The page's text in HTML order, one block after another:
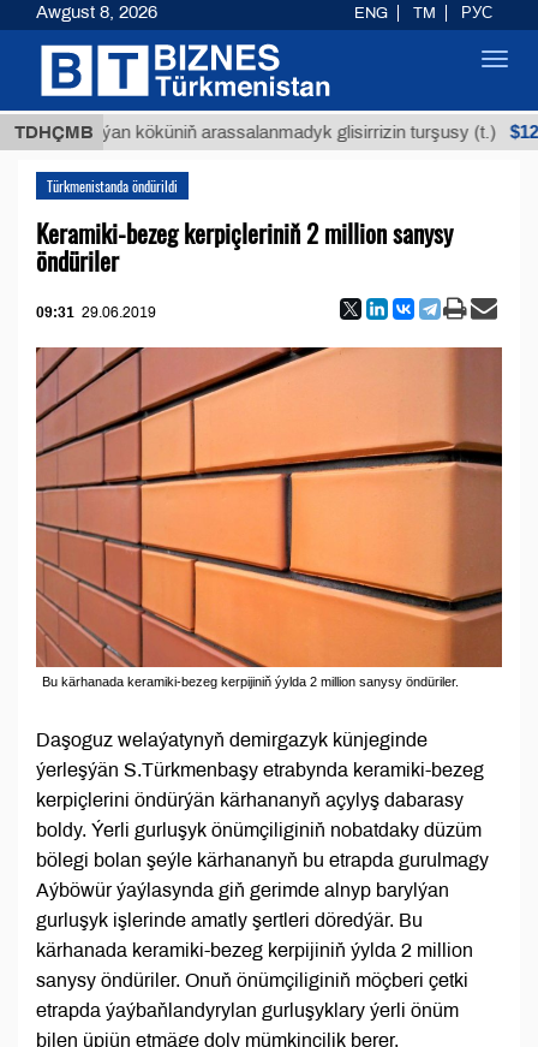
TDHÇMB
Buýan köküniň arassalanmadyk glisirrizin turşusy (t.)
Türkmenistanda öndürildi
Keramiki-bezeg kerpiçleriniň 2 million sanysy
öndüriler
09:31 29.06.2019
Bu kärhanada keramiki-bezeg kerpijiniň ýylda 2 million sanysy öndüriler.
Daşoguz welaýatynyň demirgazyk künjeginde
ýerleşýän S.Türkmenbaşy etrabynda keramiki-bezeg
kerpiçlerini öndürýän kärhananyň açylyş dabarasy
boldy. Ýerli gurluşyk önümçiliginiň nobatdaky düzüm
bölegi bolan şeýle kärhananyň bu etrapda gurulmagy
Aýböwür ýaýlasynda giň gerimde alnyp barylýan
gurluşyk işlerinde amatly şertleri döredýär. Bu
kärhanada keramiki-bezeg kerpijiniň ýylda 2 million
sanysy öndüriler. Onuň önümçiliginiň möçberi çetki
etrapda ýaýbaňlandyrylan gurluşyklary ýerli önüm
bilen üpjün etmäge doly mümkinçilik berer.
Awgust 8, 2026 ENG TM РУС